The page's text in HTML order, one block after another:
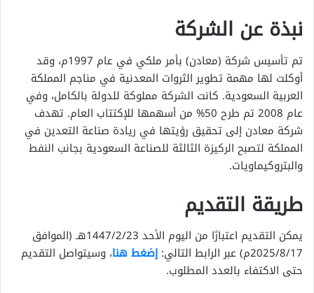
نبذة عن الشركة
تم تأسيس شركة (معادن) بأمر ملكي في عام 1997م، وقد
أوكلت لها مهمة تطوير الثروات المعدنية في مناجم المملكة
العربية السعودية. كانت الشركة مملوكة للدولة بالكامل، وفي
عام 2008 تم طرح 50% من أسهمها للإكتتاب العام. تهدف
شركة معادن إلى تحقيق رؤيتها في ريادة صناعة التعدين في
المملكة لتصبح الركيزة الثالثة للصناعة السعودية بجانب النفط
والبتروكيماويات.
طريقة التقديم
يمكن التقديم اعتبارًا من اليوم الأحد 1447/2/23هـ (الموافق
2025/8/17م) عبر الرابط التالي:
إضغط هنا، وسيتواصل التقديم
حتى الاكتفاء بالعدد المطلوب.